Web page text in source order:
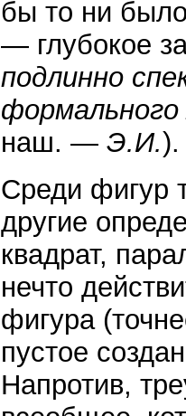
бы то ни
— глубокое
подлинно
наш. — Э.И.).
Среди фигур
другие
квадрат,
нечто
фигура
пустое
Напротив,